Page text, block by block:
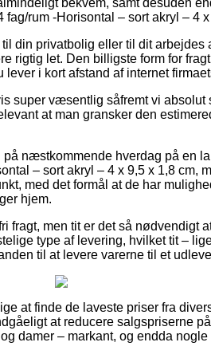
rum -Horisontal – sort akryl – 4
din privatbolig eller til dit arbejdes
rigtig let. Den billigste form for
lever i kort afstand af internet
super væsentlig såfremt vi absolut
at man gransker den
næstkommende hverdag på en
– sort akryl – 4 x 9,5 x 1,8 cm,
med det formål at de har
hjem.
fragt, men tit er det så nødvendigt
type af levering, hvilket tit –
til at levere varerne til et
at finde de laveste priser fra
at reducere salgspriserne
damer – markant, og endda